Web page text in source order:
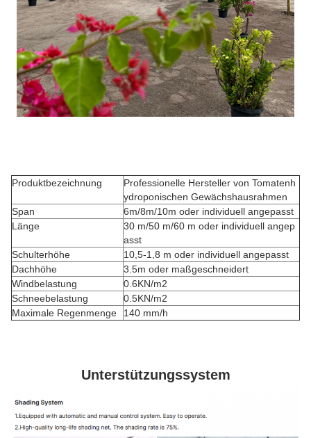
Produktbezeichnung
Professionelle Hersteller von Tomatenh
ydroponischen Gewächshausrahmen
Span
6m/8m/10m oder individuell angepasst
Länge
30 m/50 m/60 m oder individuell angep
asst
Schulterhöhe
10,5-1,8 m oder individuell angepasst
Dachhöhe
3.5m oder maßgeschneidert
Windbelastung
0.6KN/m2
Schneebelastung
0.5KN/m2
Maximale Regenmenge
140 mm/h
Unterstützungssystem